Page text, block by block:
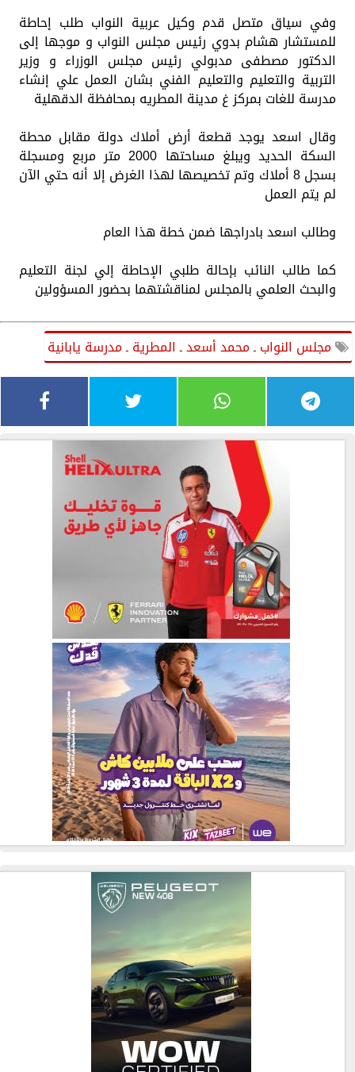
وفي سياق متصل قدم وكيل عربية النواب طلب إحاطة
للمستشار هشام بدوي رئيس مجلس النواب و موجها إلى
الدكتور مصطفى مدبولي رئيس مجلس الوزراء و وزير
التربية والتعليم والتعليم الفني بشان العمل علي إنشاء
مدرسة للغات بمركز غ مدينة المطريه بمحافظة الدقهلية
وقال اسعد يوجد قطعة أرض أملاك دولة مقابل محطة
السكة الحديد ويبلغ مساحتها 2000 متر مربع ومسجلة
بسجل 8 أملاك وتم تخصيصها لهذا الغرض إلا أنه حتي الآن
لم يتم العمل
وطالب اسعد بادراجها ضمن خطة هذا العام
كما طالب النائب بإحالة طلبي الإحاطة إلي لجنة التعليم
والبحث العلمي بالمجلس لمناقشتهما بحضور المسؤولين
مجلس النواب ـ محمد أسعد ـ المطرية ـ مدرسة يابانية